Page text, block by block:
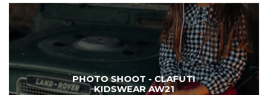
PHOTO SHOOT - CLAFUTI
KIDSWEAR AW21